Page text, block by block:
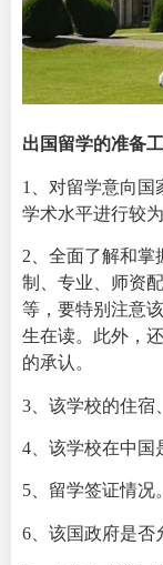
出国留学的准备
1、对留学意向国
学术水平进行较
2、全面了解和掌
制、专业、师资
等，要特别注意
生在读。此外，
的承认。
3、该学校的住宿
4、该学校在中国
5、留学签证情况。
6、该国政府是否